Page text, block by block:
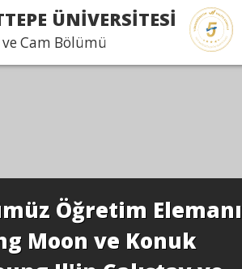
ÜNİVERSİTESİ
Cam Bölümü
Öğretim Elemanı
Moon ve Konuk